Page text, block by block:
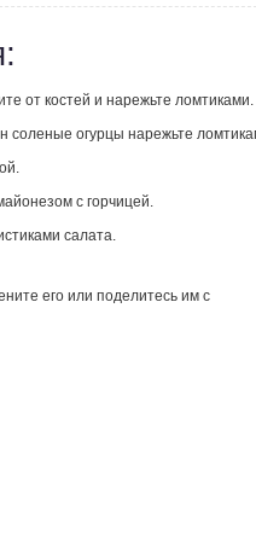
от костей и нарежьте ломтиками.
огурцы нарежьте
с горчицей.
салата.
его или поделитесь им с